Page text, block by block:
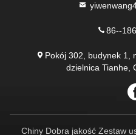
86--
Pokój 302, budynek 1,
dzielnica Tianhe,
Chiny Dobra jakość Zestaw